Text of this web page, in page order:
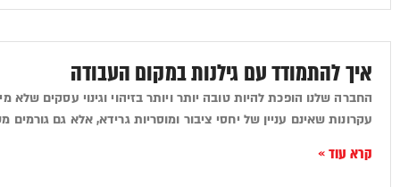
איך להתמודד עם גילנות במקום העבודה
החברה שלנו הופכת להיות טובה יותר ויותר בזיהוי וגינוי עסקים שלא
עקרונות שאינם עניין של יחסי ציבור ומוסריות גרידא, אלא גם
קרא עוד »